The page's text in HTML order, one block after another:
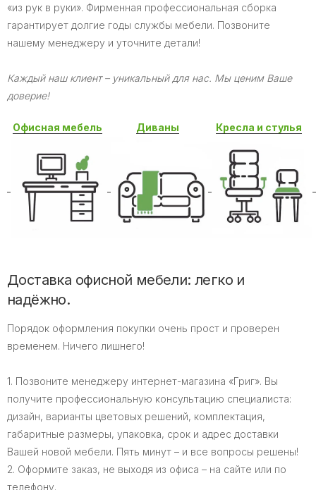
«из рук в руки». Фирменная профессиональная сборка
гарантирует долгие годы службы мебели. Позвоните
нашему менеджеру и уточните детали!
Каждый наш клиент – уникальный для нас. Мы ценим Ваше
доверие!
Офисная мебель Диваны Кресла и стулья
Доставка офисной мебели: легко и
надёжно.
Порядок оформления покупки очень прост и проверен
временем. Ничего лишнего!
1. Позвоните менеджеру интернет-магазина «Григ». Вы
получите профессиональную консультацию специалиста:
дизайн, варианты цветовых решений, комплектация,
габаритные размеры, упаковка, срок и адрес доставки
Вашей новой мебели. Пять минут – и все вопросы решены!
2. Оформите заказ, не выходя из офиса – на сайте или по
телефону.